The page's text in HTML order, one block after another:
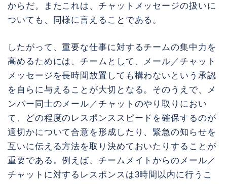
からだ。またこれは、チャットメッセージの扱いに
ついても、同様に言えることである。
したがって、重要な仕事に対するチームの集中力を
高めるためには、チームとして、メール／チャット
メッセージを長時間放置しても構わないという承認
を自らに与えることが大切となる。そのうえで、メ
ンバー同士のメール／チャットのやり取りにおい
て、どの程度のレスポンススピードを確保するのが
適切かについて合意を形成したり、緊急の知らせを
互いに伝える方法を取り決めておいたりすることが
重要である。例えば、チームメイトからのメール／
チャットに対するレスポンスは3時間以内に行うこ